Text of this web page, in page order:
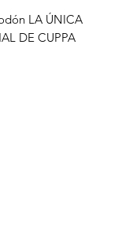
LA ÚNICA
DE CUPPA